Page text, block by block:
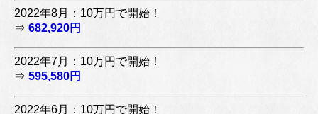
2022年8月：10万円で開始！
⇒ 682,920円
2022年7月：10万円で開始！
⇒ 595,580円
2022年6月：10万円で開始！